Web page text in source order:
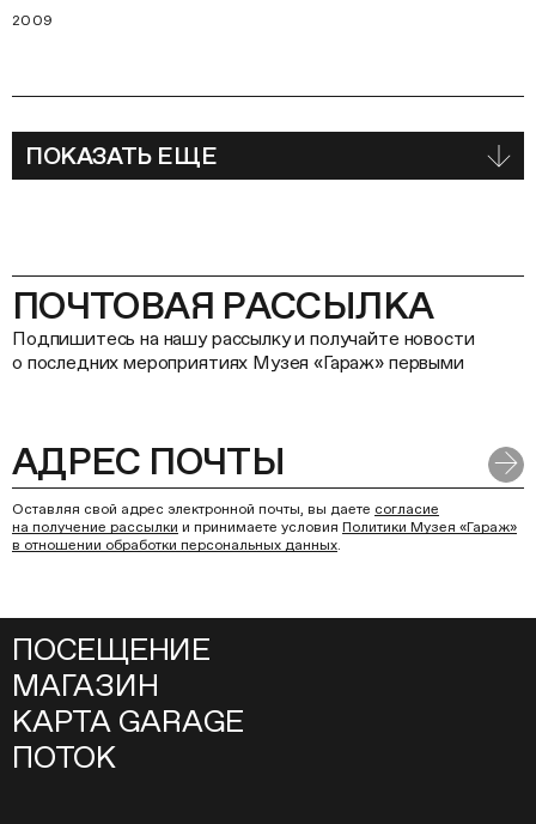
2009
ПОКАЗАТЬ ЕЩЕ
ПОЧТОВАЯ РАССЫЛКА
Подпишитесь на нашу рассылку и получайте новости
о последних мероприятиях Музея «Гараж» первыми
Оставляя свой адрес электронной почты, вы даете согласие
на получение рассылки и принимаете условия Политики Музея «Гараж»
в отношении обработки персональных данных.
ПОСЕЩЕНИЕ
МАГАЗИН
КАРТА GARAGE
ПОТОК